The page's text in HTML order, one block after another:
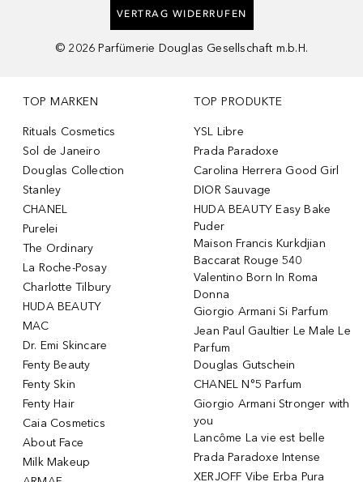
VERTRAG WIDERRUFEN
© 2026 Parfümerie Douglas Gesellschaft m.b.H.
TOP MARKEN
Rituals Cosmetics
Sol de Janeiro
Douglas Collection
Stanley
CHANEL
Purelei
The Ordinary
La Roche-Posay
Charlotte Tilbury
HUDA BEAUTY
MAC
Dr. Emi Skincare
Fenty Beauty
Fenty Skin
Fenty Hair
Caia Cosmetics
About Face
Milk Makeup
TOP PRODUKTE
YSL Libre
Prada Paradoxe
Carolina Herrera Good Girl
DIOR Sauvage
HUDA BEAUTY Easy Bake
Puder
Maison Francis Kurkdjian
Baccarat Rouge 540
Valentino Born In Roma
Donna
Giorgio Armani Si Parfum
Jean Paul Gaultier Le Male Le
Parfum
Douglas Gutschein
CHANEL N°5 Parfum
Giorgio Armani Stronger with
you
Lancôme La vie est belle
Prada Paradoxe Intense
XERJOFF Vibe Erba Pura